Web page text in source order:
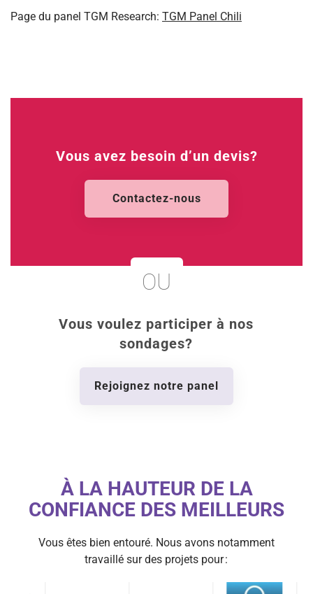
Page du panel TGM Research: TGM Panel Chili
Vous avez besoin d’un devis?
Contactez-nous
Vous voulez participer à nos
sondages?
Rejoignez notre panel
OU
À LA HAUTEUR DE LA
CONFIANCE DES MEILLEURS
Vous êtes bien entouré. Nous avons notamment
travaillé sur des projets pour :